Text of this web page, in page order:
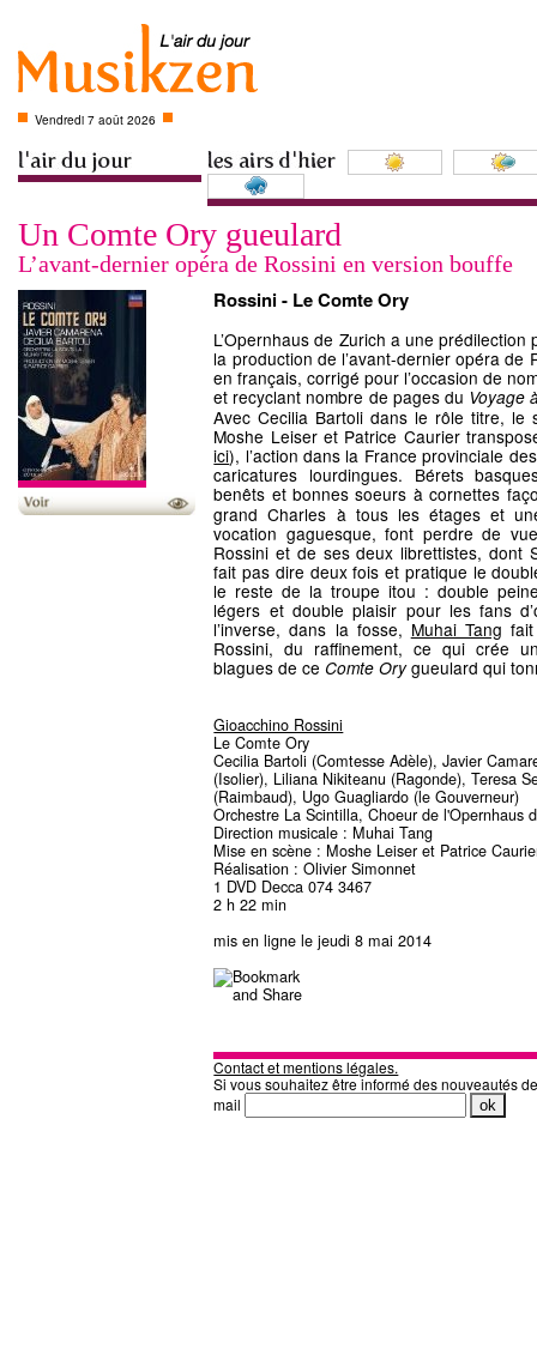
Vendredi 7 août 2026
Un Comte Ory gueulard
L’avant-dernier opéra de Rossini en version bouffe
Rossini - Le Comte Ory
L’Opernhaus de Zurich a une prédilection
la production de l’avant-dernier opéra de
en français, corrigé pour l’occasion de
et recyclant nombre de pages du Voyage
Avec Cecilia Bartoli dans le rôle titre, le
Moshe Leiser et Patrice Caurier
ici), l’action dans la France provinciale
caricatures lourdingues. Bérets
benêts et bonnes soeurs à cornettes
grand Charles à tous les étages et
vocation gaguesque, font perdre de
Rossini et de ses deux librettistes, dont
fait pas dire deux fois et pratique le
le reste de la troupe itou : double
légers et double plaisir pour les fans
l’inverse, dans la fosse, Muhai Tang
Rossini, du raffinement, ce qui crée
blagues de ceComte Orygueulard qui
Gioacchino Rossini
Le Comte Ory
Cecilia Bartoli (Comtesse Adèle), Javier
(Isolier), Liliana Nikiteanu (Ragonde), Teresa
(Raimbaud), Ugo Guagliardo (le Gouverneur)
Orchestre La Scintilla, Choeur de l'Opernhaus
Direction musicale : Muhai Tang
Mise en scène : Moshe Leiser et Patrice
Réalisation : Olivier Simonnet
1 DVD Decca 074 3467
2 h 22 min
mis en ligne le jeudi 8 mai 2014
Contact et mentions légales.
Si vous souhaitez être informé des nouveautés
mail